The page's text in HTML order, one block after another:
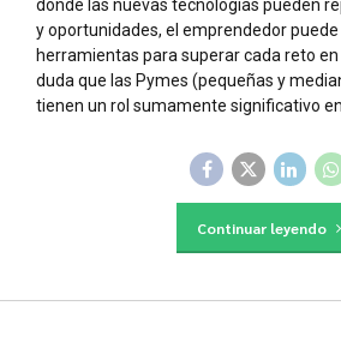
donde las nuevas tecnologías pueden
y oportunidades, el emprendedor
herramientas para superar cada reto en
duda que las Pymes (pequeñas y
tienen un rol sumamente significativo
Continuar leyendo